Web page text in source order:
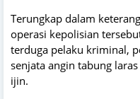
Terungkap dalam
operasi kepolisian
terduga pelaku kriminal,
senjata angin tabung
ijin.